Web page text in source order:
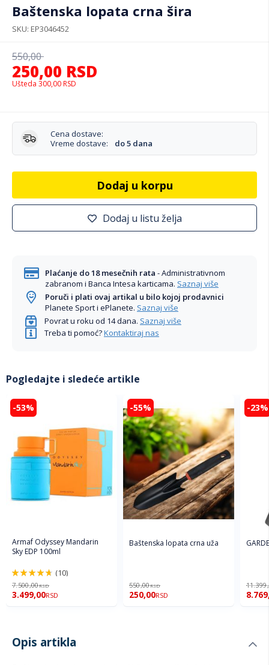
Baštenska lopata crna šira
SKU EP3046452
250,00 RSD
550,00
Ušteda 300,00 RSD
Cena dostave:
Vreme dostave:
do 5 dana
Dodaj u korpu
Dodaj u listu želja
Plaćanje do 18 mesečnih rata - Administrativnom
zabranom i Banca Intesa karticama. Saznaj više
Poruči i plati ovaj artikal u bilo kojoj prodavnici
Planete Sport i ePlanete. Saznaj više
Povrat u roku od 14 dana. Saznaj više
Treba ti pomoć?Kontaktiraj nas
Pogledajte i sledeće artikle
-53%
Armaf Odyssey Mandarin
Sky EDP 100ml
94%
(10)
7.500,00RSD
3.499,00RSD
-55%
Baštenska lopata crna uža
550,00RSD
250,00RSD
-23%
Opis artikla